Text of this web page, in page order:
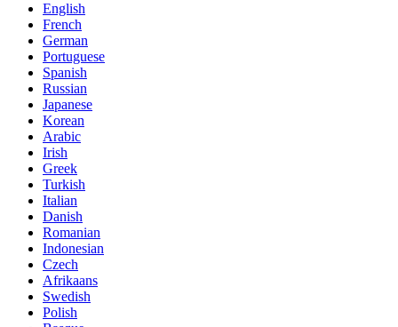
English
French
German
Portuguese
Spanish
Russian
Japanese
Korean
Arabic
Irish
Greek
Turkish
Italian
Danish
Romanian
Indonesian
Czech
Afrikaans
Swedish
Polish